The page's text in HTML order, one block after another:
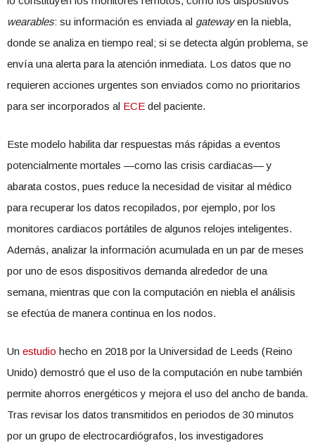
wearables: su información es enviada al gatewayen la niebla,
donde se analiza en tiempo real; si se detecta algún problema, se
envía una alerta para la atención inmediata. Los datos que no
requieren acciones urgentes son enviados como no prioritarios
para ser incorporados al ECE del paciente.
Este modelo habilita dar respuestas más rápidas a eventos
potencialmente mortales —como las crisis cardiacas— y
abarata costos, pues reduce la necesidad de visitar al médico
para recuperar los datos recopilados, por ejemplo, por los
monitores cardiacos portátiles de algunos relojes inteligentes.
Además, analizar la información acumulada en un par de meses
por uno de esos dispositivos demanda alrededor de una
semana, mientras que con la computación en niebla el análisis
se efectúa de manera continua en los nodos.
Un estudio hecho en 2018 por la Universidad de Leeds (Reino
Unido) demostró que el uso de la computación en nube también
permite ahorros energéticos y mejora el uso del ancho de banda.
Tras revisar los datos transmitidos en periodos de 30 minutos
por un grupo de electrocardiógrafos, los investigadores